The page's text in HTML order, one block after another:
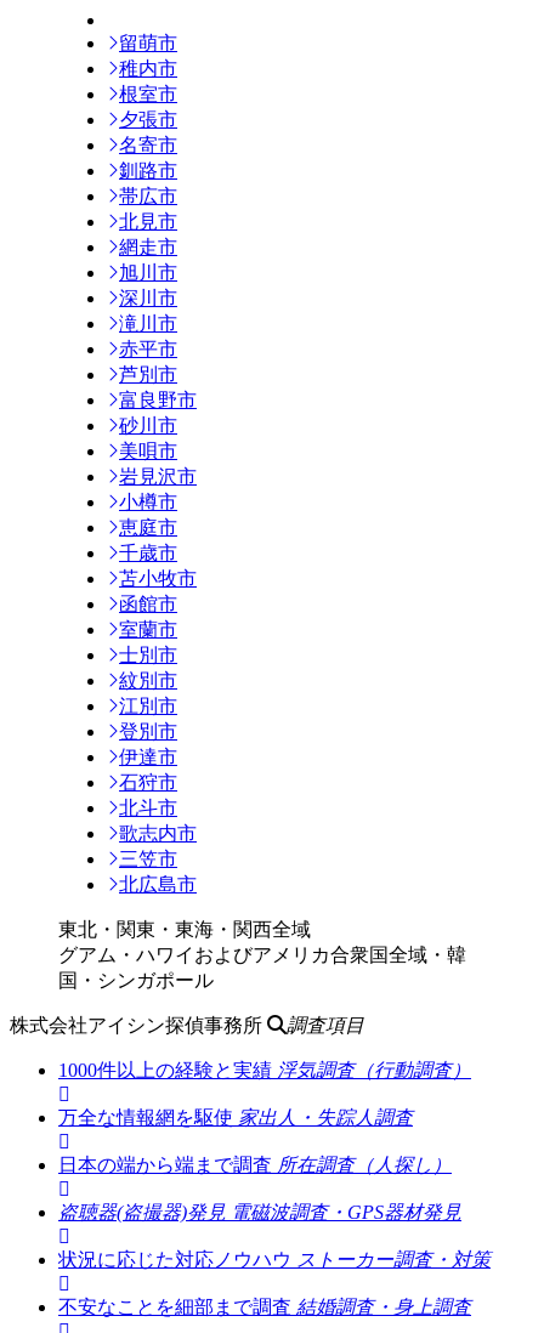
留萌市
稚内市
根室市
夕張市
名寄市
釧路市
帯広市
北見市
網走市
旭川市
深川市
滝川市
赤平市
芦別市
富良野市
砂川市
美唄市
岩見沢市
小樽市
恵庭市
千歳市
苫小牧市
函館市
室蘭市
士別市
紋別市
江別市
登別市
伊達市
石狩市
北斗市
歌志内市
三笠市
北広島市
東北・関東・東海・関西全域
グアム・ハワイおよびアメリカ合衆国全域・韓
国・シンガポール
株式会社アイシン探偵事務所 調査項目
1000件以上の経験と実績 浮気調査（行動調査）
万全な情報網を駆使 家出人・失踪人調査
日本の端から端まで調査 所在調査（人探し）
盗聴器(盗撮器)発見 電磁波調査・GPS器材発見
状況に応じた対応ノウハウ ストーカー調査・対策
不安なことを細部まで調査 結婚調査・身上調査